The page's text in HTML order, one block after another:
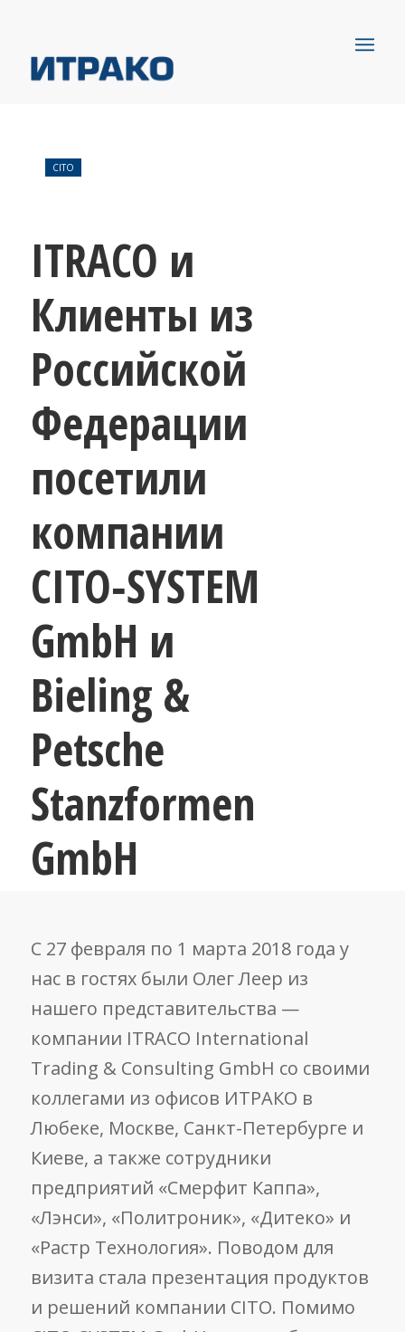
CITO
ITRACO и
Клиенты из
Российской
Федерации
посетили
компании
CITO‑SYSTEM
GmbH и
Bieling &
Petsche
Stanzformen
GmbH
С 27 февраля по 1 марта 2018 года у
нас в гостях были Олег Леер из
нашего представительства —
компании ITRACO International
Trading & Consulting GmbH со своими
коллегами из офисов ИТРАКО в
Любеке, Москве, Санкт-Петербурге и
Киеве, а также сотрудники
предприятий «Смерфит Каппа»,
«Лэнси», «Политроник», «Дитеко» и
«Растр Технология». Поводом для
визита стала презентация продуктов
и решений компании CITO. Помимо